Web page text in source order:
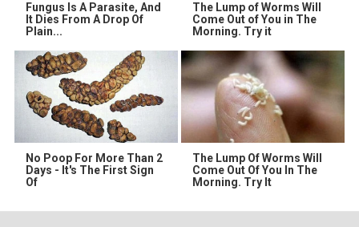
Fungus Is A Parasite, And
It Dies From A Drop Of
Plain...
The Lump of Worms Will
Come Out of You in The
Morning. Try it
No Poop For More Than 2
Days - It's The First Sign
Of
The Lump Of Worms Will
Come Out Of You In The
Morning. Try It